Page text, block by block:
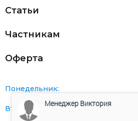
Статьи
Частникам
Оферта
Понедельник:
Вторник:
Менеджер Виктория